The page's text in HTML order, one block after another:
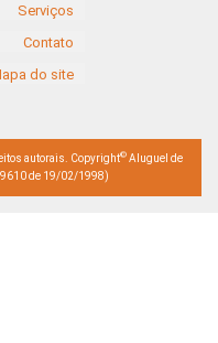
Serviços
Contato
do site
autorais. Copyright© Aluguel de
de 19/02/1998)